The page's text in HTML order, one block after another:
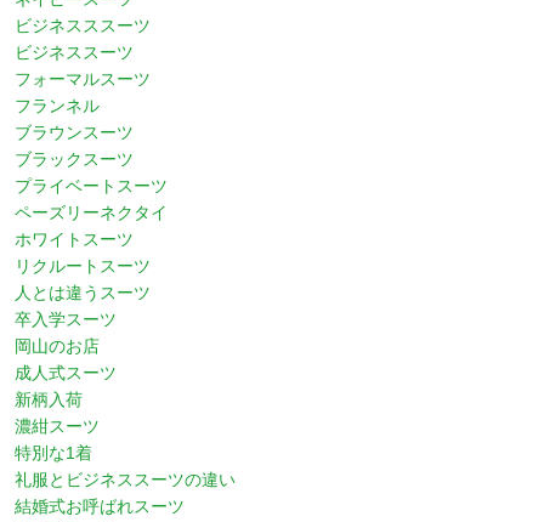
ビジネスススーツ
ビジネススーツ
フォーマルスーツ
フランネル
ブラウンスーツ
ブラックスーツ
プライベートスーツ
ペーズリーネクタイ
ホワイトスーツ
リクルートスーツ
人とは違うスーツ
卒入学スーツ
岡山のお店
成人式スーツ
新柄入荷
濃紺スーツ
特別な1着
礼服とビジネススーツの違い
結婚式お呼ばれスーツ